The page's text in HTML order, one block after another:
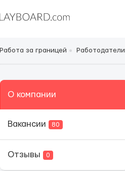
Работа за границей Работодатели
О компании
Вакансии 80
Отзывы 0